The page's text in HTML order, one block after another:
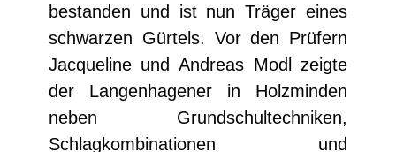
bestanden und ist nun Träger eines
schwarzen Gürtels. Vor den Prüfern
Jacqueline und Andreas Modl zeigte
der Langenhagener in Holzminden
neben Grundschultechniken,
Schlagkombinationen und